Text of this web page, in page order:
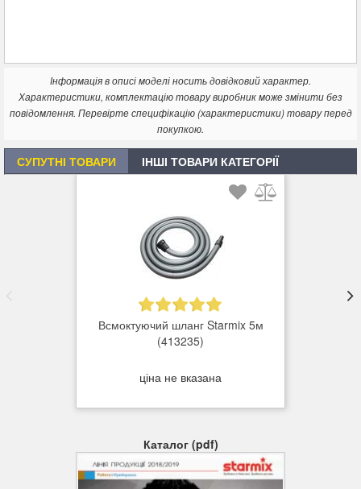
Інформація в описі моделі носить довідковий характер.
Характеристики, комплектацію товару виробник може змінити без
повідомлення. Перевірте специфікацію (характеристики) товару перед
покупкою.
СУПУТНІ ТОВАРИ ІНШІ ТОВАРИ КАТЕГОРІЇ
Всмоктуючий шланг Starmix 5м
(413235)
ціна не вказана
Каталог (pdf)